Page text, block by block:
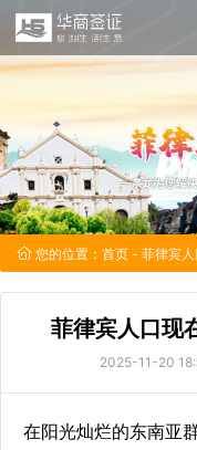
您的位置： 首页 - 菲律宾人
菲律宾人口现
2025-11-20
在阳光灿烂的东南亚